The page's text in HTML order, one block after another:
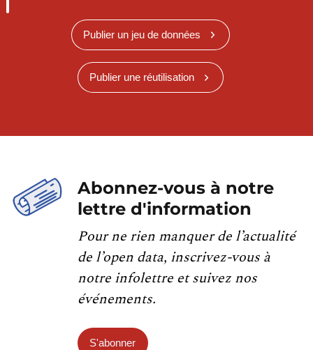
Publier un jeu de données
Publier une réutilisation
Abonnez-vous à notre
lettre d'information
Pour ne rien manquer de l’actualité
de l’open data, inscrivez-vous à
notre infolettre et suivez nos
événements.
S'abonner